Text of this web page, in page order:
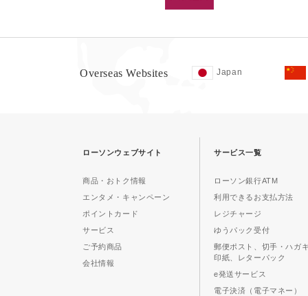
Overseas Websites Japan
ローソンウェブサイト
商品・おトク情報
エンタメ・キャンペーン
ポイントカード
サービス
ご予約商品
会社情報
サービス一覧
ローソン銀行ATM
利用できるお支払方法
レジチャージ
ゆうパック受付
郵便ポスト、切手・ハガ
印紙、レターパック
e発送サービス
電子決済（電子マネー）